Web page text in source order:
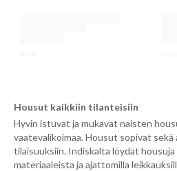
Housut kaikkiin tilanteisiin
Hyvin istuvat ja mukavat naisten
vaatevalikoimaa. Housut sopivat
tilaisuuksiin. Indiskalta löydät
materiaaleista ja ajattomilla